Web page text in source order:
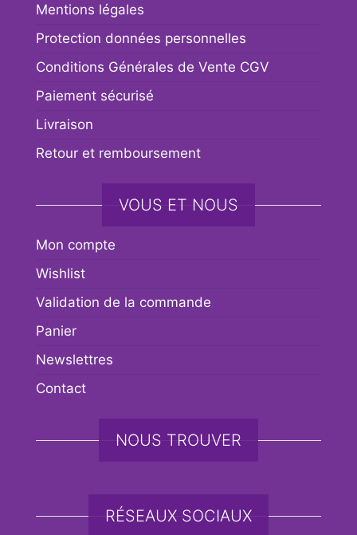
Mentions légales
Protection données personnelles
Conditions Générales de Vente CGV
Paiement sécurisé
Livraison
Retour et remboursement
VOUS ET NOUS
Mon compte
Wishlist
Validation de la commande
Panier
Newslettres
Contact
NOUS TROUVER
RÉSEAUX SOCIAUX